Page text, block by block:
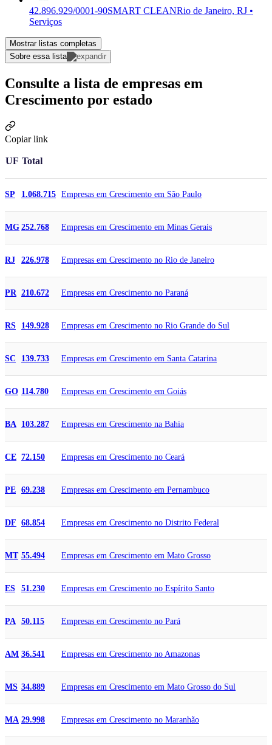
42.896.929/0001-90SMART CLEANRio de Janeiro, RJ •
Serviços
Mostrar listas completas
Sobre essa lista
Consulte a lista de empresas em
Crescimento por estado
Copiar link
UF Total
SP 1.068.715 Empresas em Crescimento em São Paulo
MG 252.768 Empresas em Crescimento em Minas Gerais
RJ 226.978 Empresas em Crescimento no Rio de Janeiro
PR 210.672 Empresas em Crescimento no Paraná
RS 149.928 Empresas em Crescimento no Rio Grande do Sul
SC 139.733 Empresas em Crescimento em Santa Catarina
GO 114.780 Empresas em Crescimento em Goiás
BA 103.287 Empresas em Crescimento na Bahia
CE 72.150 Empresas em Crescimento no Ceará
PE 69.238 Empresas em Crescimento em Pernambuco
DF 68.854 Empresas em Crescimento no Distrito Federal
MT 55.494 Empresas em Crescimento em Mato Grosso
ES 51.230 Empresas em Crescimento no Espírito Santo
PA 50.115 Empresas em Crescimento no Pará
AM 36.541 Empresas em Crescimento no Amazonas
MS 34.889 Empresas em Crescimento em Mato Grosso do Sul
MA 29.998 Empresas em Crescimento no Maranhão